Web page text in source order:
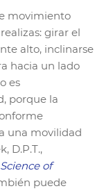
movimiento
girar el
alto, inclinarse
hacia un lado
es
porque la
una movilidad
D.P.T.,
Science of
puede